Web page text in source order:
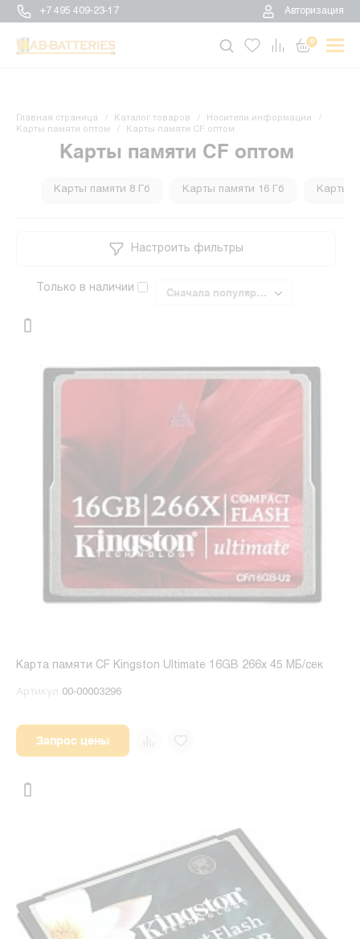
+7 495 409-23-17 Авторизация
0
Главная страница Каталог товаров
Носители информации
Карты памяти оптом
Карты памяти CF оптом
Карты памяти CF оптом
Карты памяти 8 Гб Карты памяти 16 Гб Карты
Настроить фильтры
Только в наличии Сначала популярные
Карта памяти CF Kingston Ultimate 16GB 266x 45 МБ/сек
Артикул 00-00003296
Запрос цены